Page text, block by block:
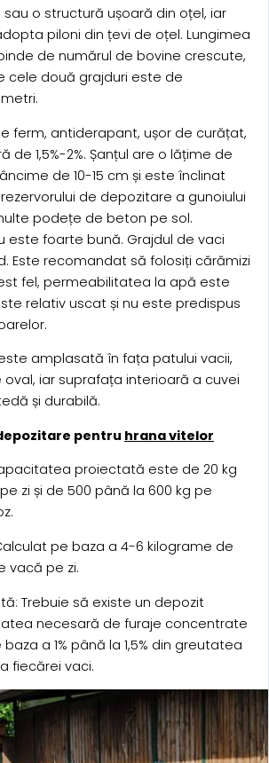
o structură ușoară din oțel, iar
piloni din țevi de oțel. Lungimea
de numărul de bovine crescute,
cele două grajduri este de
ferm, antiderapant, ușor de curățat,
de 1,5%-2%. Șanțul are o lățime de
de 10-15 cm și este înclinat
de depozitare a gunoiului
podețe de beton pe sol.
este foarte bună. Grajdul de vaci
Este recomandat să folosiți cărămizi
fel, permeabilitatea la apă este
relativ uscat și nu este predispus
amplasată în fața patului vacii,
iar suprafața interioară a cuvei
și durabilă.
pentru hrana vitelor
proiectată este de 20 kg
zi și de 500 până la 600 kg pe
pe baza a 4-6 kilograme de
vacă pe zi.
Trebuie să existe un depozit
necesară de furaje concentrate
a 1% până la 1,5% din greutatea
fiecărei vaci.